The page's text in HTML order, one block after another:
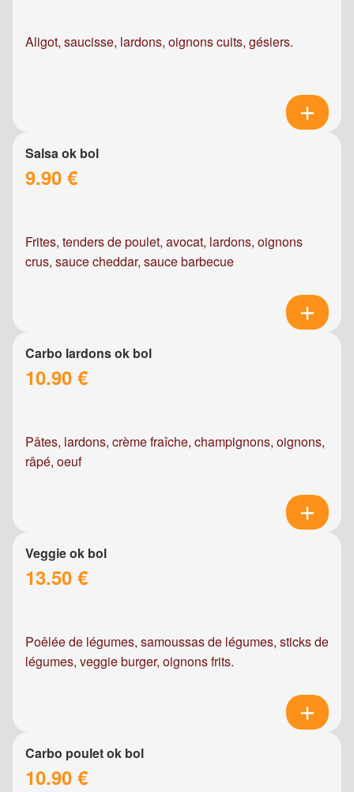
Aligot, saucisse, lardons, oignons cuits, gésiers.
Salsa ok bol
9.90 €
Frites, tenders de poulet, avocat, lardons, oignons
crus, sauce cheddar, sauce barbecue
Carbo lardons ok bol
10.90 €
Pâtes, lardons, crème fraîche, champignons, oignons,
râpé, oeuf
Veggie ok bol
13.50 €
Poêlée de légumes, samoussas de légumes, sticks de
légumes, veggie burger, oignons frits.
Carbo poulet ok bol
10.90 €